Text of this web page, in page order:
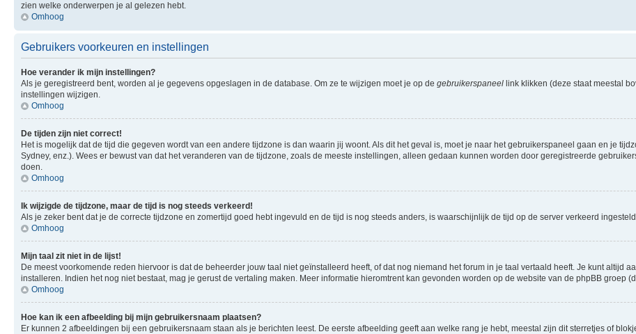
zien welke onderwerpen je al gelezen hebt.
Omhoog
Gebruikers voorkeuren en instellingen
Hoe verander ik mijn instellingen?
Als je geregistreerd bent, worden al je gegevens opgeslagen in de database. Om ze te wijzigen moet je op de gebruikerspaneel link klikken (deze staat meestal
instellingen wijzigen.
Omhoog
De tijden zijn niet correct!
Het is mogelijk dat de tijd die gegeven wordt van een andere tijdzone is dan waarin jij woont. Als dit het geval is, moet je naar het gebruikerspaneel gaan en je
Sydney, enz.). Wees er bewust van dat het veranderen van de tijdzone, zoals de meeste instellingen, alleen gedaan kunnen worden door geregistreerde
doen.
Omhoog
Ik wijzigde de tijdzone, maar de tijd is nog steeds verkeerd!
Als je zeker bent dat je de correcte tijdzone en zomertijd goed hebt ingevuld en de tijd is nog steeds anders, is waarschijnlijk de tijd op de server verkeerd
Omhoog
Mijn taal zit niet in de lijst!
De meest voorkomende reden hiervoor is dat de beheerder jouw taal niet geïnstalleerd heeft, of dat nog niemand het forum in je taal vertaald heeft. Je kunt altijd
installeren. Indien het nog niet bestaat, mag je gerust de vertaling maken. Meer informatie hieromtrent kan gevonden worden op de website van de phpBB groep
Omhoog
Hoe kan ik een afbeelding bij mijn gebruikersnaam plaatsen?
Er kunnen 2 afbeeldingen bij een gebruikersnaam staan als je berichten leest. De eerste afbeelding geeft aan welke rang je hebt, meestal zijn dit sterretjes of